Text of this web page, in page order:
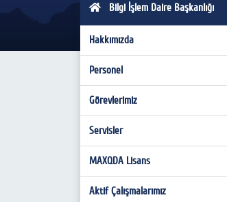
Bilgi İşlem Daire Başkanlığı
Hakkımızda
Organizasyon Şeması
Mevzuat
Misyon/Vizyon
Görev Tanımları
İş Akış Süreçleri
Personel
Görevlerimiz
İdari Görevlerimiz
E-Posta Hizmeti
Yazılım/Uygulama Geliştirme ve Ar-Ge
Servisler
E-posta Kullanım Kuralları
İnternet Kullanım Kuralları
MAXQDA Lisans
Aktif Çalışmalarımız